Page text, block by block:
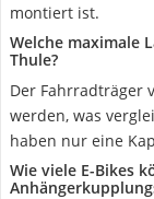
montiert ist.
Welche maximale
Thule?
Der Fahrradträger
werden, was
haben nur eine
Wie viele E-Bikes